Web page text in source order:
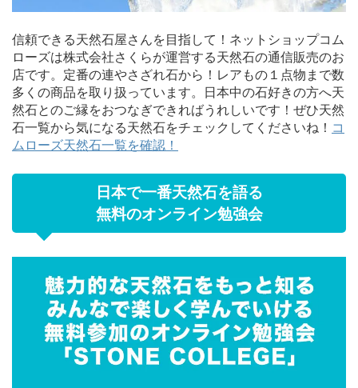
信頼できる天然石屋さんを目指して！ネットショップコム
ローズは株式会社さくらが運営する天然石の通信販売のお
店です。定番の連やさざれ石から！レアもの１点物まで数
多くの商品を取り扱っています。日本中の石好きの方へ天
然石とのご縁をおつなぎできればうれしいです！ぜひ天然
石一覧から気になる天然石をチェックしてくださいね！ コ
ムローズ天然石一覧を確認！
日本で一番天然石を語る
無料のオンライン勉強会